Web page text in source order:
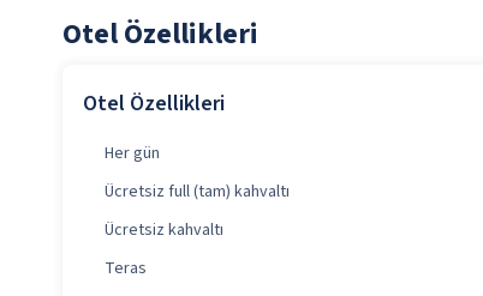
Otel Özellikleri
Otel Özellikleri
Her gün
Ücretsiz full (tam) kahvaltı
Ücretsiz kahvaltı
Teras